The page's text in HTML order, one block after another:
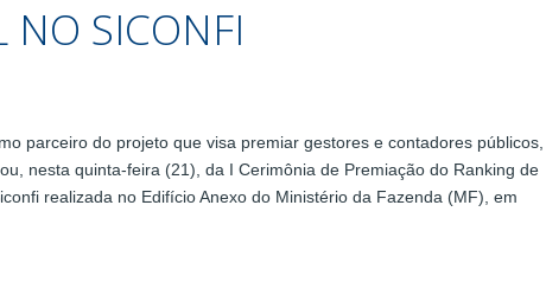
NO SICONFI
parceiro do projeto que visa premiar gestores e contadores públicos,
nesta quinta-feira (21), da I Cerimônia de Premiação do Ranking de
realizada no Edifício Anexo do Ministério da Fazenda (MF), em